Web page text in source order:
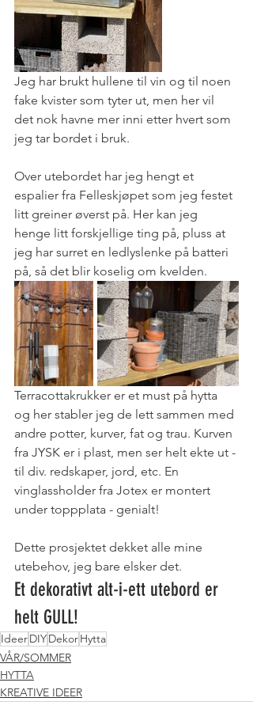
Jeg har brukt hullene til vin og til noen
fake kvister som tyter ut, men her vil
det nok havne mer inni etter hvert som
jeg tar bordet i bruk.
Over utebordet har jeg hengt et
espalier fra Felleskjøpet som jeg festet
litt greiner øverst på. Her kan jeg
henge litt forskjellige ting på, pluss at
jeg har surret en ledlyslenke på batteri
på, så det blir koselig om kvelden.
Terracottakrukker er et must på hytta
og her stabler jeg de lett sammen med
andre potter, kurver, fat og trau. Kurven
fra JYSK er i plast, men ser helt ekte ut -
til div. redskaper, jord, etc. En
vinglassholder fra Jotex er montert
under toppplata - genialt!
Dette prosjektet dekket alle mine
utebehov, jeg bare elsker det.
Et dekorativt alt-i-ett utebord er
helt GULL!
IdeerDIYDekorHytta
VÅR/SOMMER
HYTTA
KREATIVE IDEER